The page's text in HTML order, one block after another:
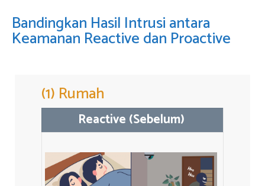
Bandingkan Hasil Intrusi antara
Keamanan Reactive dan Proactive
(1) Rumah
Reactive (Sebelum)